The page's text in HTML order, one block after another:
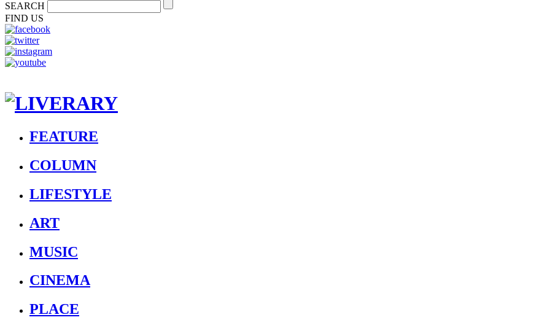
SEARCH
FIND US
FEATURE
COLUMN
LIFESTYLE
ART
MUSIC
CINEMA
PLACE